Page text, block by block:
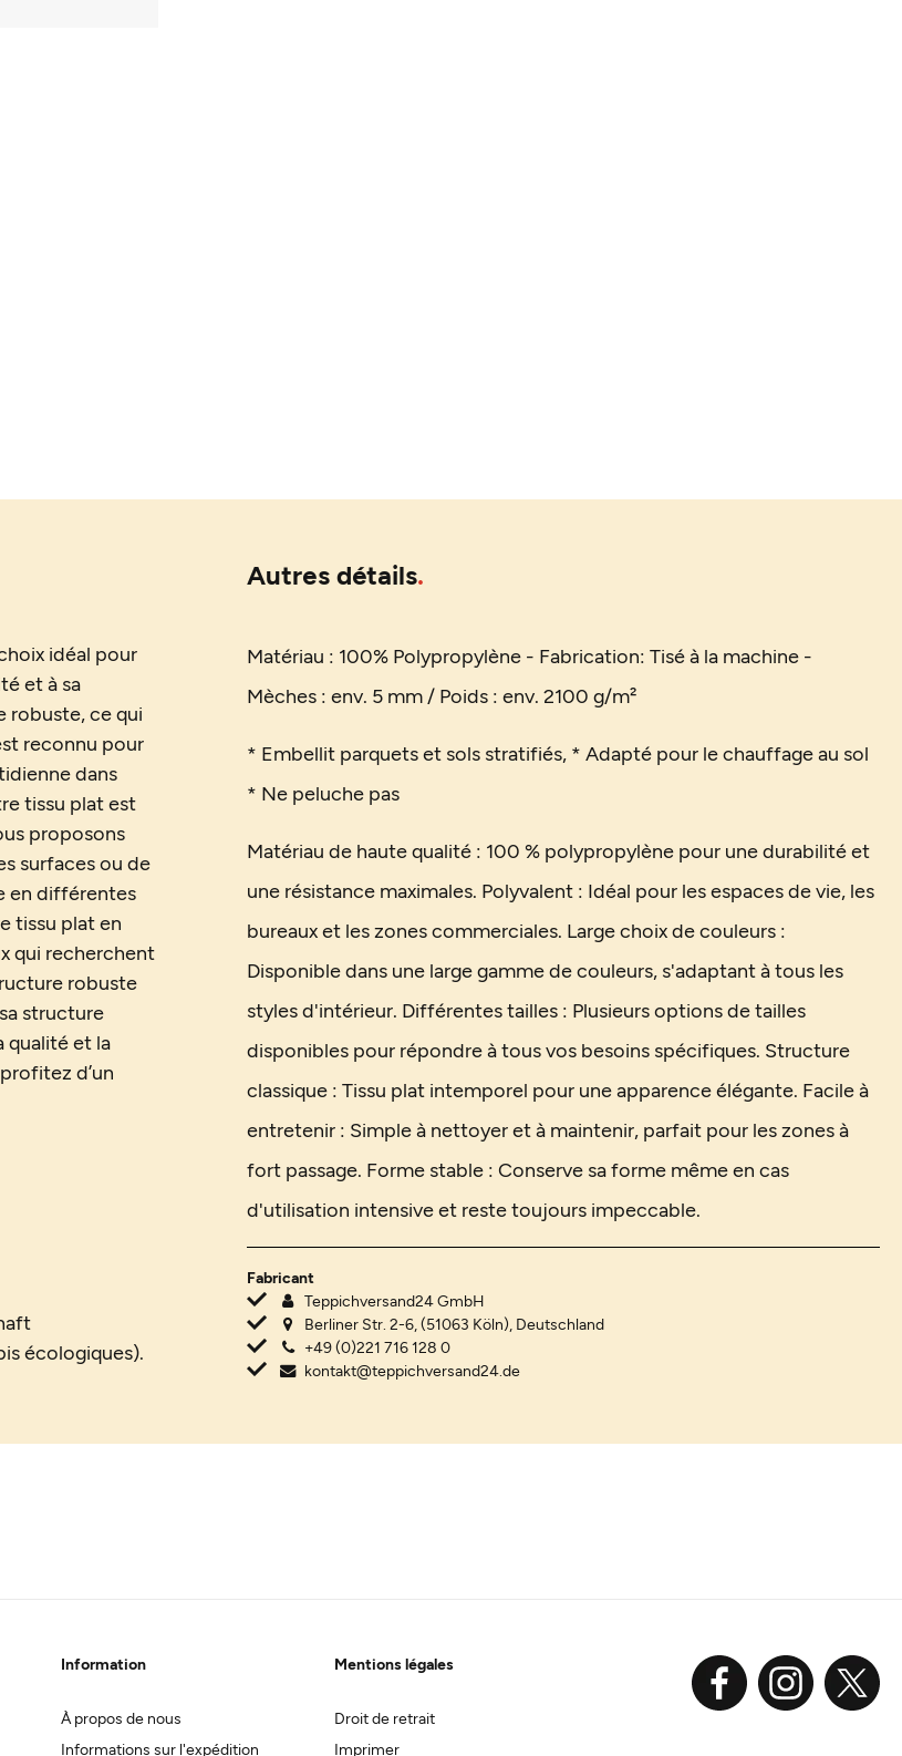
idéal pour
et à sa
robuste, ce qui
reconnu pour
dans
tissu plat est
proposons
surfaces ou de
en différentes
tissu plat en
qui recherchent
robuste
structure
qualité et la
d’un
écologiques).
Autres détails
Matériau : 100% Polypropylène - Fabrication: Tisé à la machine -
Mèches : env. 5 mm / Poids : env. 2100 g/m²
* Embellit parquets et sols stratifiés, * Adapté pour le chauffage au sol
* Ne peluche pas
Matériau de haute qualité : 100 % polypropylène pour une durabilité et
une résistance maximales. Polyvalent : Idéal pour les espaces de vie, les
bureaux et les zones commerciales. Large choix de couleurs :
Disponible dans une large gamme de couleurs, s'adaptant à tous les
styles d'intérieur. Différentes tailles : Plusieurs options de tailles
disponibles pour répondre à tous vos besoins spécifiques. Structure
classique : Tissu plat intemporel pour une apparence élégante. Facile à
entretenir : Simple à nettoyer et à maintenir, parfait pour les zones à
fort passage. Forme stable : Conserve sa forme même en cas
d'utilisation intensive et reste toujours impeccable.
Fabricant
Teppichversand24 GmbH
Berliner Str. 2-6, (51063 Köln), Deutschland
+49 (0)221 716 128 0
kontakt@teppichversand24.de
Information
À propos de nous
Informations sur l'expédition
Mentions légales
Droit de retrait
Imprimer